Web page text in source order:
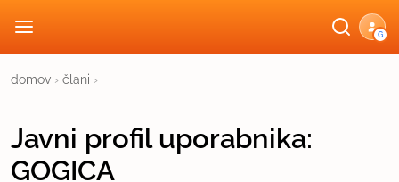
G
domov › člani ›
Javni profiluporabnika:
GOGICA